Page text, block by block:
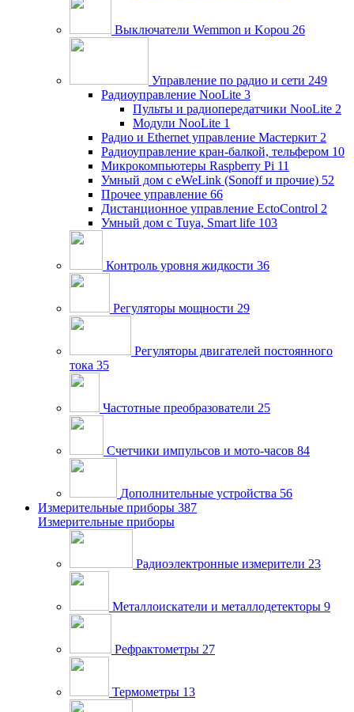
Выключатели Wemmon и Kopou 26
Управление по радио и сети 249
Радиоуправление NooLite 3
Пульты и радиопередатчики NooLite 2
Модули NooLite 1
Радио и Ethernet управление Мастеркит 2
Радиоуправление кран-балкой, тельфером 10
Микрокомпьютеры Raspberry Pi 11
Умный дом c eWeLink (Sonoff и прочие) 52
Прочее управление 66
Дистанционное управление EctoControl 2
Умный дом с Tuya, Smart life 103
Контроль уровня жидкости 36
Регуляторы мощности 29
Регуляторы двигателей постоянного
тока 35
Частотные преобразователи 25
Счетчики импульсов и мото-часов 84
Дополнительные устройства 56
Измерительные приборы 387
Измерительные приборы
Радиоэлектронные измерители 23
Металлоискатели и металлодетекторы 9
Рефрактометры 27
Термометры 13